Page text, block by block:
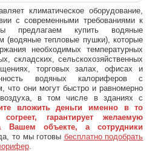
климатическое оборудование,
с современными требованиями к
предлагаем купить водяные
(водяные тепловые пушки), которые
необходимых температурных
складских, сельскохозяйственных
торговых залах, офисах и
водяных калориферов с
что они могут быстро и равномерно
в том числе в зданиях с
вложить деньги именно в то
гарантирует желаемую
Вашем объекте, а сотрудники
то мы готовы бесплатно подобрать
.